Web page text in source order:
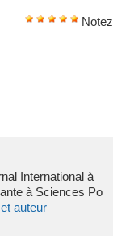
Notez
International à
à Sciences Po
auteur